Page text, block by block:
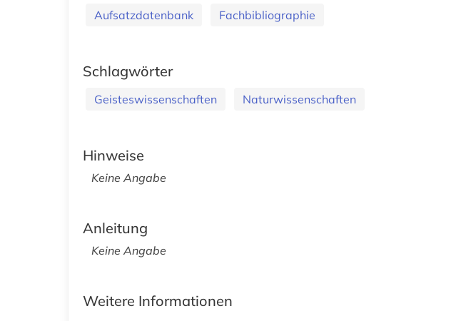
Aufsatzdatenbank Fachbibliographie
Schlagwörter
Geisteswissenschaften Naturwissenschaften
Hinweise
Keine Angabe
Anleitung
Keine Angabe
Weitere Informationen